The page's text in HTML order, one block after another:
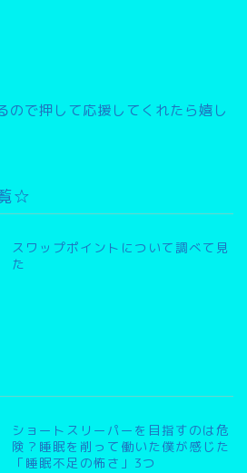
ので押して応援してくれたら嬉し
☆
スワップポイントについて調べて見
た
ショートスリーパーを目指すのは危
険？睡眠を削って働いた僕が感じた
「睡眠不足の怖さ」3つ